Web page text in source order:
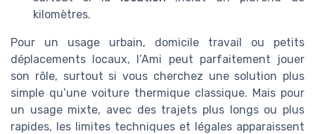
kilomètres.
Pour un usage urbain, domicile travail ou petits
déplacements locaux, l’Ami peut parfaitement jouer
son rôle, surtout si vous cherchez une solution plus
simple qu’une voiture thermique classique. Mais pour
un usage mixte, avec des trajets plus longs ou plus
rapides, les limites techniques et légales apparaissent